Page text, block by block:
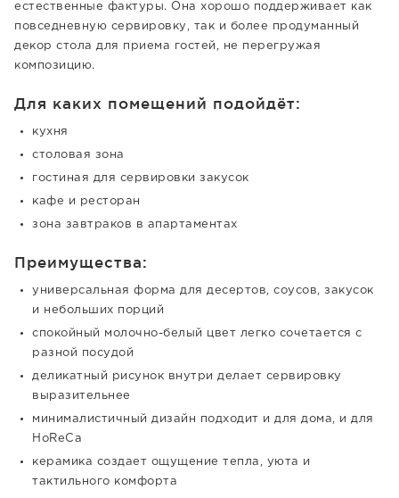
естественные фактуры. Она хорошо поддерживает как
повседневную сервировку, так и более продуманный
декор стола для приема гостей, не перегружая
композицию.
Для каких помещений подойдёт:
кухня
столовая зона
гостиная для сервировки закусок
кафе и ресторан
зона завтраков в апартаментах
Преимущества:
универсальная форма для десертов, соусов, закусок
и небольших порций
спокойный молочно-белый цвет легко сочетается с
разной посудой
деликатный рисунок внутри делает сервировку
выразительнее
минималистичный дизайн подходит и для дома, и для
HoReCa
керамика создает ощущение тепла, уюта и
тактильного комфорта